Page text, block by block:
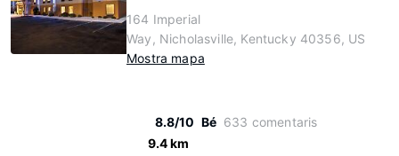
164 Imperial
Way, Nicholasville, Kentucky 40356, US
Mostra mapa
8.8/10 Bé 633 comentaris
9.4 km